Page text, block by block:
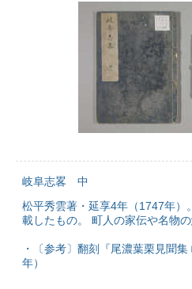
岐阜志畧 中
松平秀雲著・延享4年（1747年）
載したもの。 町人の家伝や名物の
・〔参考〕翻刻『尾濃葉栗見聞
年）